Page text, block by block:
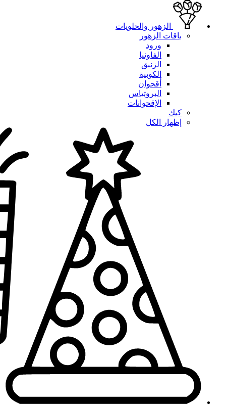
الزهور والحلويات
باقات الزهور
ورود
الفاونيا
الزنبق
الكوبية
أقحوان
البروتياس
الإقحوانات
كيك
إظهار الكل